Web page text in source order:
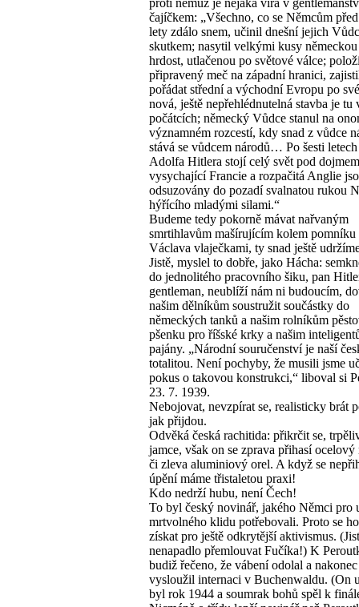
čajíčkem: „Všechno, co se Němcům
lety zdálo snem, učinil dnešní jejich
skutkem; nasytil velkými kusy
hrdost, utlačenou po světové válce;
připravený meč na západní hranici,
pořádat střední a východní Evropu po
nová, ještě nepřehlédnutelná stavba je tu
počátcích; německý Vůdce stanul na
významném rozcestí, kdy snad z vůdce
stává se vůdcem národů… Po šesti
Adolfa Hitlera stojí celý svět pod
vysychající Francie a rozpačitá Anglie
odsuzovány do pozadí svalnatou rukou
hýřícího mladými silami.“
Budeme tedy pokorně mávat nařvaným
smrtihlavům mašírujícím kolem pomníku
Václava vlaječkami, ty snad ještě
Jistě, myslel to dobře, jako Hácha:
do jednolitého pracovního šiku, pan
gentleman, neublíží nám ni budoucím,
našim dělníkům soustružit součástky do
německých tanků a našim rolníkům
pšenku pro říšské krky a našim
pajány. „Národní souručenství je naší
totalitou. Není pochyby, že musili jsme
pokus o takovou konstrukci,“ liboval si
23. 7. 1939.
Nebojovat, nevzpírat se, realisticky brát
jak přijdou.
Odvěká česká rachitida: přikrčit se,
jamce, však on se zprava přihasí ocelový
či zleva aluminiový orel. A když se
úpění máme třistaletou praxi!
Kdo nedrží hubu, není Čech!
To byl český novinář, jakého Němci pro
mrtvolného klidu potřebovali. Proto se
získat pro ještě odkrytější aktivismus.
nenapadlo přemlouvat Fučíka!) K
budiž řečeno, že vábení odolal a
vysloužil internaci v Buchenwaldu. (On
byl rok 1944 a soumrak bohů spěl k